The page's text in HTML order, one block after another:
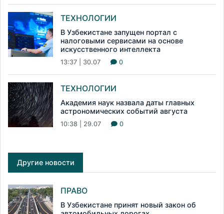
ТЕХНОЛОГИИ
В Узбекистане запущен портал с
налоговыми сервисами на основе
искусственного интеллекта
13:37 | 30.07 0
ТЕХНОЛОГИИ
Академия наук назвала даты главных
астрономических событий августа
10:38 | 29.07 0
Другие новости
ПРАВО
В Узбекистане принят новый закон об